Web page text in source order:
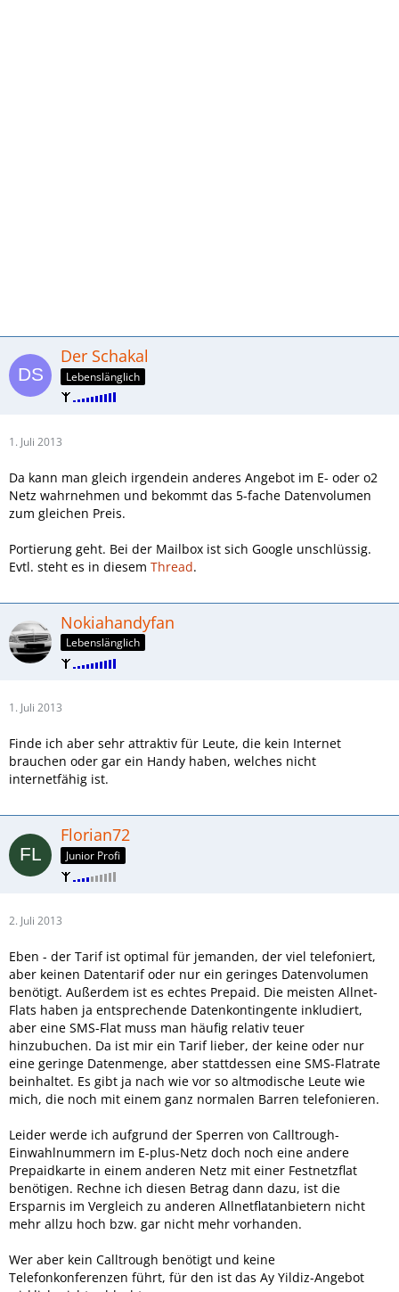
Der Schakal
Lebenslänglich
1. Juli 2013
Da kann man gleich irgendein anderes Angebot im E- oder o2
Netz wahrnehmen und bekommt das 5-fache Datenvolumen
zum gleichen Preis.
Portierung geht. Bei der Mailbox ist sich Google unschlüssig.
Evtl. steht es in diesem Thread.
Nokiahandyfan
Lebenslänglich
1. Juli 2013
Finde ich aber sehr attraktiv für Leute, die kein Internet
brauchen oder gar ein Handy haben, welches nicht
internetfähig ist.
Florian72
Junior Profi
2. Juli 2013
Eben - der Tarif ist optimal für jemanden, der viel telefoniert,
aber keinen Datentarif oder nur ein geringes Datenvolumen
benötigt. Außerdem ist es echtes Prepaid. Die meisten Allnet-
Flats haben ja entsprechende Datenkontingente inkludiert,
aber eine SMS-Flat muss man häufig relativ teuer
hinzubuchen. Da ist mir ein Tarif lieber, der keine oder nur
eine geringe Datenmenge, aber stattdessen eine SMS-Flatrate
beinhaltet. Es gibt ja nach wie vor so altmodische Leute wie
mich, die noch mit einem ganz normalen Barren telefonieren.
Leider werde ich aufgrund der Sperren von Calltrough-
Einwahlnummern im E-plus-Netz doch noch eine andere
Prepaidkarte in einem anderen Netz mit einer Festnetzflat
benötigen. Rechne ich diesen Betrag dann dazu, ist die
Ersparnis im Vergleich zu anderen Allnetflatanbietern nicht
mehr allzu hoch bzw. gar nicht mehr vorhanden.
Wer aber kein Calltrough benötigt und keine
Telefonkonferenzen führt, für den ist das Ay Yildiz-Angebot